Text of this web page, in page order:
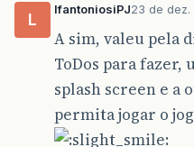
L
lfantoniosiPJ23 de
A sim, valeu pela
ToDos para fazer,
splash screen e a
permita jogar o